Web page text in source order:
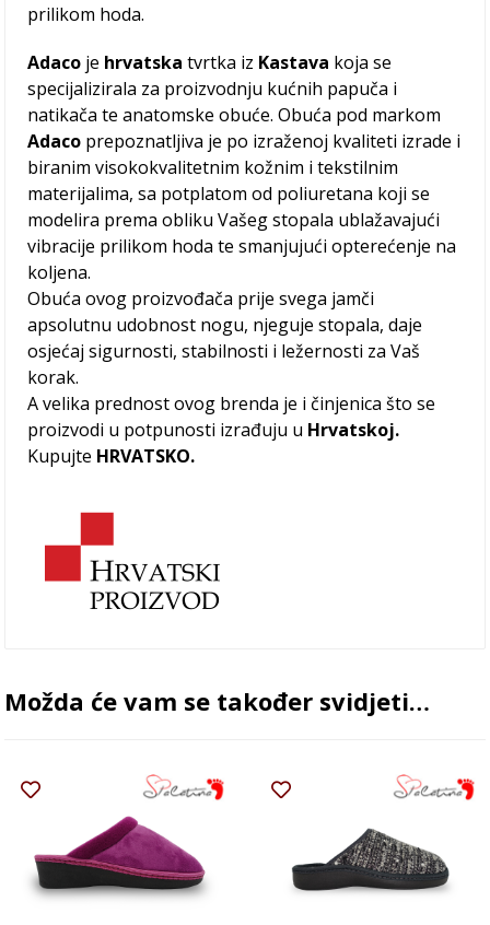
prilikom hoda.
Adaco je hrvatska tvrtka iz Kastava koja se
specijalizirala za proizvodnju kućnih papuča i
natikača te anatomske obuće. Obuća pod markom
Adaco prepoznatljiva je po izraženoj kvaliteti izrade i
biranim visokokvalitetnim kožnim i tekstilnim
materijalima, sa potplatom od poliuretana koji se
modelira prema obliku Vašeg stopala ublažavajući
vibracije prilikom hoda te smanjujući opterećenje na
koljena.
Obuća ovog proizvođača prije svega jamči
apsolutnu udobnost nogu, njeguje stopala, daje
osjećaj sigurnosti, stabilnosti i ležernosti za Vaš
korak​.
A velika prednost ovog brenda je i činjenica što se
proizvodi u potpunosti izrađuju u Hrvatskoj.
Kupujte HRVATSKO.
Možda će vam se također svidjeti…